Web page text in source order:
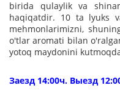
birida qulaylik va
haqiqatdir. 10 ta lyuks
mehmonlarimizni,
o'tlar aromati bilan
yotoq maydonini
Заезд 14:00ч. Выезд